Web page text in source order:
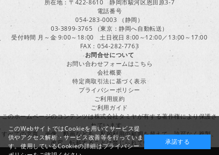
所在地：〒422-8610 静岡市駿河区恩田原3-7
電話番号
054-283-0003 （静岡）
03-3899-3765 （東京：静岡へ自動転送）
受付時間 月～金 9:00～18:00 土日祝日 8:00～12:00／13:00～17:00
FAX：054-282-7763
お問合せについて
お問い合わせフォームはこちら
会社概要
特定商取引法に基づく表示
プライバシーポリシー
ご利用規約
ご利用ガイド
このホームページのコンテンツは株式会社タミヤが有する著作権により保護さ
れています。
すべての文章、画像、動画などを、私的利用の範囲を超えて、許可なく複製、
改変、転載することは禁じられています。
このWebサイトではCookieを用いてサービス提
供やアクセス解析・サービス改善等を行っていま
す。使用しているCookieの詳細はプライバシー
承諾する